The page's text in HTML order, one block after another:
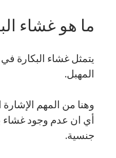
ما هو غشاء
يتمثل غشاء البكارة
المهبل.
وهنا من المهم
أي ان عدم وجود غشاء
جنسية.